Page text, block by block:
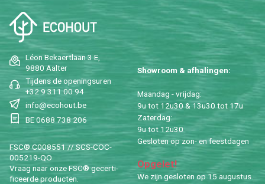
Léon Be­kaert­laan 3 E,
9880 Aal­ter
Tij­dens de ope­nings­uren
+32 9 311 00 94
info@​ecohout.​be
BE 0688 738 206
FSC® C008551 // SCS-COC-
005219-QO
Vraag naar onze FSC® ge­cer­ti­
fi­ceer­de pro­duc­ten.
Show­room & af­ha­lin­gen:
Maan­dag - vrij­dag:
9u tot 12u30 & 13u30 tot 17u
Za­ter­dag:
9u tot 12u30
Ge­slo­ten op zon- en feest­da­gen
Op­ge­let!
We zijn ge­slo­ten op 15 au­gus­tus.